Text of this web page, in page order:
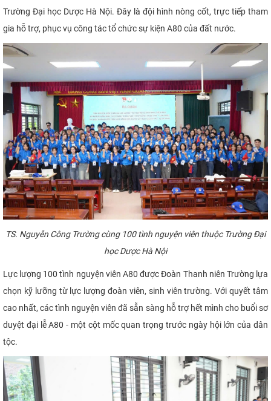
Trường Đại học Dược Hà Nội. Đây là đội hình nòng cốt, trực tiếp tham
gia hỗ trợ, phục vụ công tác tổ chức sự kiện A80 của đất nước.
TS. Nguyễn Công Trường cùng 100 tình nguyện viên thuộc Trường Đại
học Dược Hà Nội
Lực lượng 100 tình nguyện viên A80 được Đoàn Thanh niên Trường lựa
chọn kỹ lưỡng từ lực lượng đoàn viên, sinh viên trường.Với quyết tâm
cao nhất, các tình nguyện viên đã sẵn sàng hỗ trợ hết mình cho buổi sơ
duyệt đại lễ A80 - một cột mốc quan trọng trước ngày hội lớn của dân
tộc.